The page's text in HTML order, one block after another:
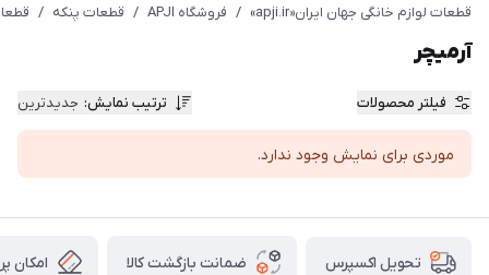
قطعات لوازم خانگی جهان ایران«apji.ir» / فروشگاه APJI / قطعات پنکه /
آرمیچر
فیلتر محصولات ترتیب نمایش: جدیدترین
موردی برای نمایش وجود ندارد.
تحویل اکسپرس ضمانت بازگشت کالا امکان